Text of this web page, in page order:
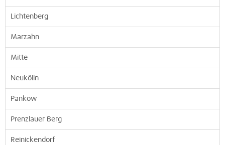
Lichtenberg
Marzahn
Mitte
Neukölln
Pankow
Prenzlauer Berg
Reinickendorf